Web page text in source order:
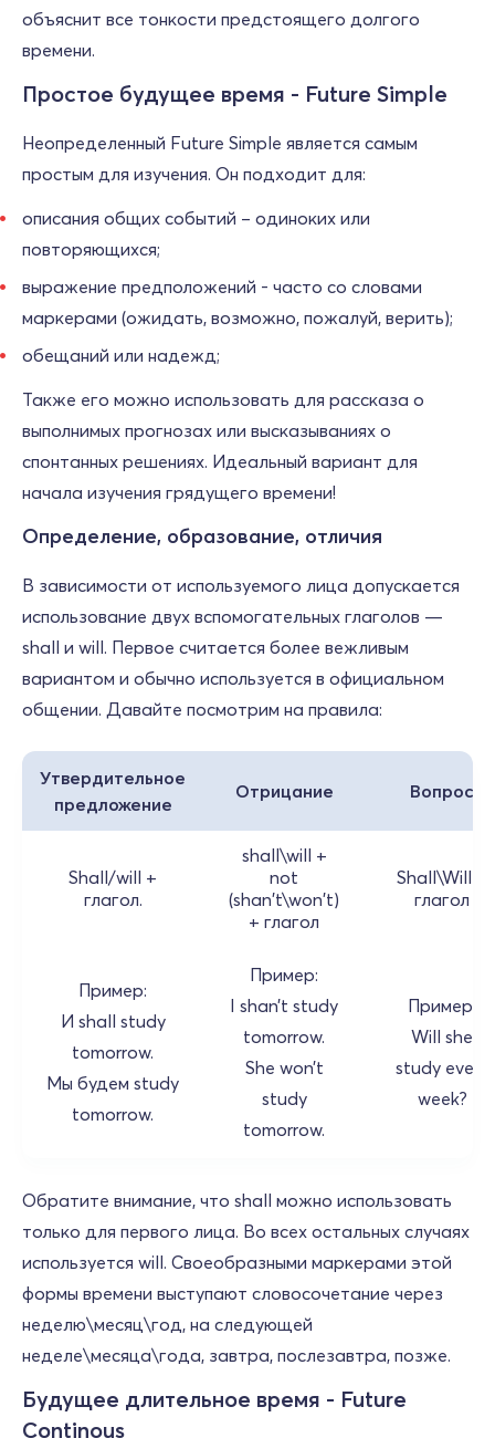
объяснит все тонкости предстоящего долгого
времени.
Простое будущее время - Future Simple
Неопределенный Future Simple является самым
простым для изучения. Он подходит для:
описания общих событий – одиноких или
повторяющихся;
выражение предположений - часто со словами
маркерами (ожидать, возможно, пожалуй, верить);
обещаний или надежд;
Также его можно использовать для рассказа о
выполнимых прогнозах или высказываниях о
спонтанных решениях. Идеальный вариант для
начала изучения грядущего времени!
Определение, образование, отличия
В зависимости от используемого лица допускается
использование двух вспомогательных глаголов —
shall и will. Первое считается более вежливым
вариантом и обычно используется в официальном
общении. Давайте посмотрим на правила:
Утвердительное
предложение
Отрицание Вопрос
Shall/will +
глагол.
shall\will +
not
(shan't\won't)
+ глагол
Shall\Will +
глагол
Пример:
И shall study
tomorrow.
Мы будем study
tomorrow.
Пример:
I shan’t study
tomorrow.
She won’t
study
tomorrow.
Пример:
Will she
study every
week?
Обратите внимание, что shall можно использовать
только для первого лица. Во всех остальных случаях
используется will. Своеобразными маркерами этой
формы времени выступают словосочетание через
неделю\месяц\год, на следующей
неделе\месяца\года, завтра, послезавтра, позже.
Будущее длительное время - Future
Continous